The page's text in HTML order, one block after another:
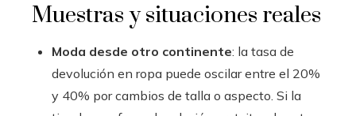
Muestras y situaciones reales
Moda desde otro continente: la tasa de
devolución en ropa puede oscilar entre el 20%
y 40% por cambios de talla o aspecto. Si la